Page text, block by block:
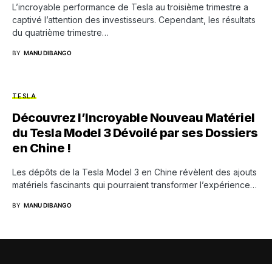
L’incroyable performance de Tesla au troisième trimestre a
captivé l’attention des investisseurs. Cependant, les résultats
du quatrième trimestre…
BY MANU DIBANGO
TESLA
Découvrez l’Incroyable Nouveau Matériel
du Tesla Model 3 Dévoilé par ses Dossiers
en Chine !
Les dépôts de la Tesla Model 3 en Chine révèlent des ajouts
matériels fascinants qui pourraient transformer l’expérience…
BY MANU DIBANGO